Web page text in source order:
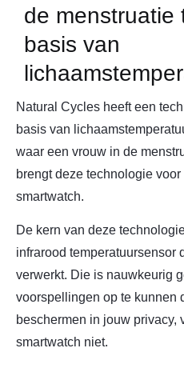
de menstruatie
basis van
Natural Cycles heeft een
basis van
waar een vrouw in de
brengt deze technologie
smartwatch.
De kern van deze
infrarood temperatuursensor
verwerkt. Die is nauwkeurig
voorspellingen op te kunnen
beschermen in jouw privacy,
smartwatch niet.